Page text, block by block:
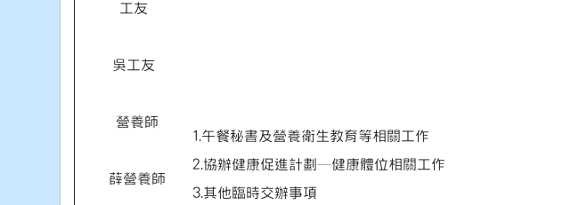
工友
吳工友
營養師
薛營養師
1.午餐秘書及營養衛生教育等相關工作
2.協辦健康促進計劃─健康體位相關工作
3.其他臨時交辦事項